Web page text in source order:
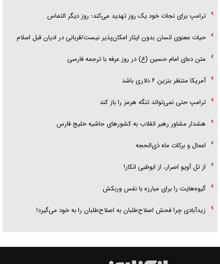
ترامپ برای نجات خود یک روز تهدید می‌کند؛ روز دیگر التماس
حیات معنوی انسان بدون ایثار امکان‌پذیر نیست/قربانی در ادیان قبل اسلام
متن دعای امام حسین (ع) در روز عرفه با ترجمه فارسی
آمریکا منتظر بنزین ۶ دلاری باشد
ترامپ حتی نمی‌تواند تنگه هرمز را باز کند
هشدار مشاور رهبر انقلاب به کشور‌های حاشیه خلیج فارس
اعمال و برکات ماه ذی‌الحجه
از تل آویو اصرار، از ابوظبی انکار!
گیوه‌هایت را برای مبارزه با نفس وربکش
زیدآبادی چرا فحش اصلاح‌طلبان به اصلاح‌طلبان را به خود می‌گیرد!